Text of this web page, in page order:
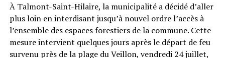
À Talmont-Saint-Hilaire, la municipalité a décidé d’aller
plus loin en interdisant jusqu’à nouvel ordre l’accès à
l’ensemble des espaces forestiers de la commune. Cette
mesure intervient quelques jours après le départ de feu
survenu près de la plage du Veillon, vendredi 24 juillet,